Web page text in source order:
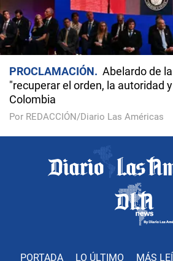
PROCLAMACIÓN
Abelardo de
"recuperar el orden, la autoridad
Colombia
Por REDACCIÓN/Diario Las Américas
PORTADA LO ÚLTIMO MÁS